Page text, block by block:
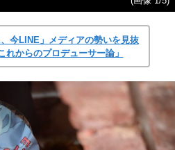
、今LINE」メディアの勢いを見抜
からのプロデューサー論」